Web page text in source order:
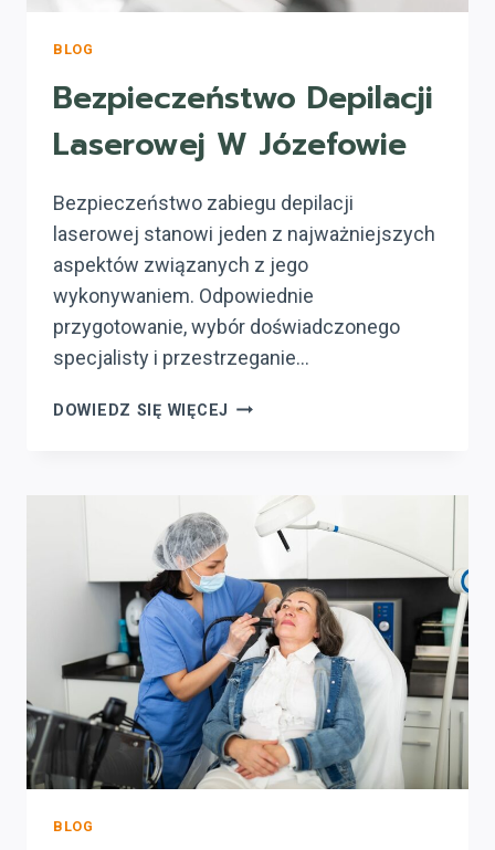
BLOG
Bezpieczeństwo Depilacji
Laserowej W Józefowie
Bezpieczeństwo zabiegu depilacji
laserowej stanowi jeden z najważniejszych
aspektów związanych z jego
wykonywaniem. Odpowiednie
przygotowanie, wybór doświadczonego
specjalisty i przestrzeganie…
DOWIEDZ SIĘ WIĘCEJ BEZPIECZEŃSTWO
JÓZEFOWIE
BLOG